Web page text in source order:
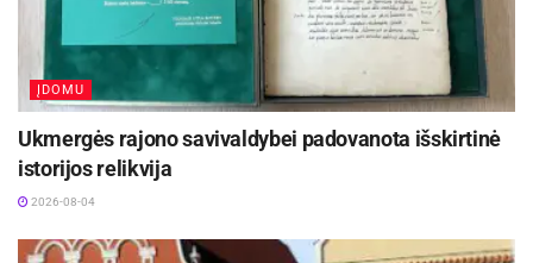
Kviečiama dalyvauti visoje Lietuvoje
vykstančiame konkurse „Tvari Lietuva“
2026-08-07
Prasidėjo Respublikinis tapytojų pleneras
„Kėdainiai abipus Nevėžio“!
2026-08-07
Pieno produktai, varškė, pienas, sviestas taip pat
ĮDOMU
Ukmergės rajono savivaldybei padovanota išskirtinė
istorijos relikvija
2026-08-04